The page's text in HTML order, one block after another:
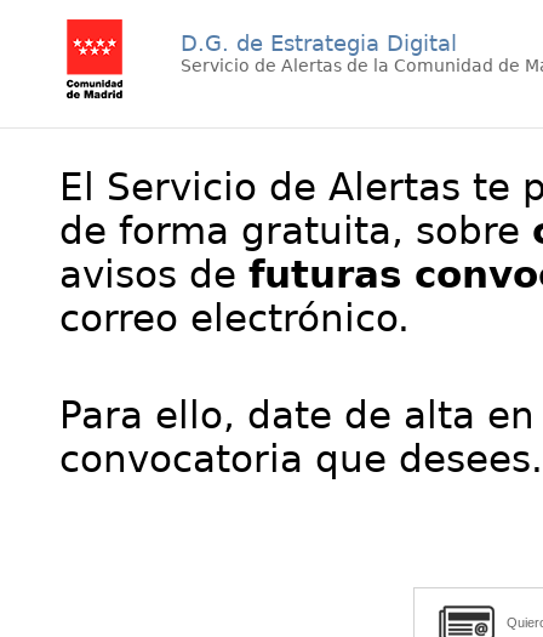
D.G. de Estrategia Digital
Servicio de Alertas de la Comunidad de
El Servicio de Alertas te
de forma gratuita, sobre
avisos de futuras
correo electrónico.
Para ello, date de alta
convocatoria que desees.